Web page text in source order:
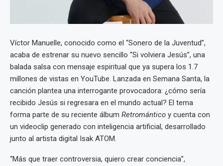
Víctor Manuelle, conocido como el “Sonero de la Juventud”,
acaba de estrenar su nuevo sencillo “Si volviera Jesús”, una
balada salsa con mensaje espiritual que ya supera los 1.7
millones de vistas en YouTube. Lanzada en Semana Santa, la
canción plantea una interrogante provocadora: ¿cómo sería
recibido Jesús si regresara en el mundo actual? El tema
forma parte de su reciente álbum Retromántico y cuenta con
un videoclip generado con inteligencia artificial, desarrollado
junto al artista digital Isak ATOM.
“Más que traer controversia, quiero crear conciencia”,